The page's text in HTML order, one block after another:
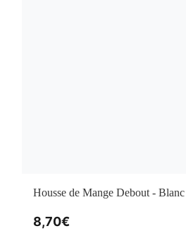
Housse de Mange Debout - Blanc
8,70€